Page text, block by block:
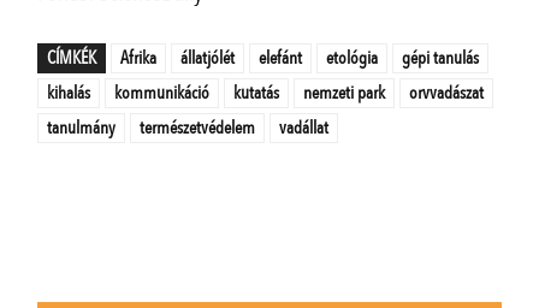
CÍMKÉK Afrika állatjólét elefánt etológia
gépi tanulás
kihalás
kommunikáció kutatás nemzeti park
orvvadászat
tanulmány
természetvédelem vadállat